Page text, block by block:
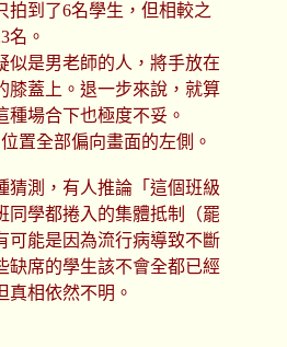
到了6名學生，但相較之
名。
是男老師的人，將手放在
膝蓋上。退一步來說，就算
種場合下也極度不妥。
置全部偏向畫面的左側。
猜測，有人推論「這個班級
同學都捲入的集體抵制（罷
可能是因為流行病導致不斷
缺席的學生該不會全都已經
真相依然不明。